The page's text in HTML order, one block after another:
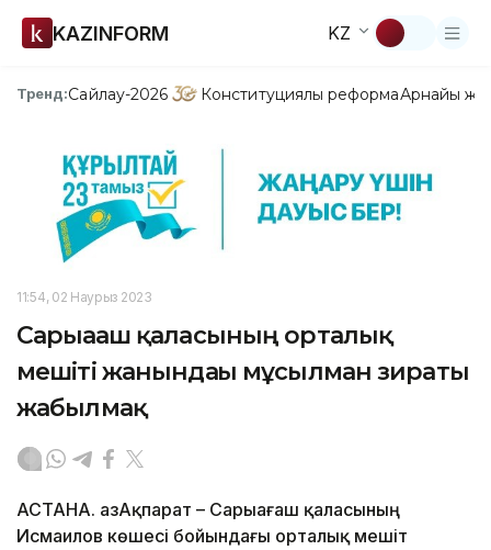
KAZINFORM KZ
Тренд:Сайлау-2026 Конституциялық реформаАрнайы
11:54, 02 Наурыз 2023
Сарыағаш қаласының орталық
мешіті жанындағы мұсылман зираты
жабылмақ
АСТАНА. ҚазАқпарат – Сарыағаш қаласының
Исмаилов көшесі бойындағы орталық мешіт